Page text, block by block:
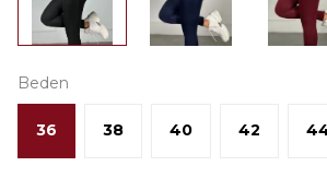
Beden
36 38 40 42